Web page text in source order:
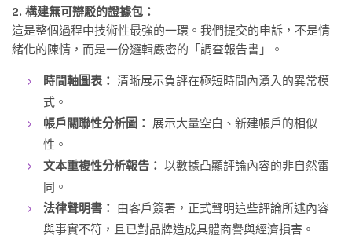
2. 構建無可辯駁的證據包：
這是整個過程中技術性最強的一環。我們提交的申訴，不是情
緒化的陳情，而是一份邏輯嚴密的「調查報告書」。
時間軸圖表： 清晰展示負評在極短時間內湧入的異常模
式。
帳戶關聯性分析圖： 展示大量空白、新建帳戶的相似
性。
文本重複性分析報告： 以數據凸顯評論內容的非自然雷
同。
法律聲明書： 由客戶簽署，正式聲明這些評論所述內容
與事實不符，且已對品牌造成具體商譽與經濟損害。